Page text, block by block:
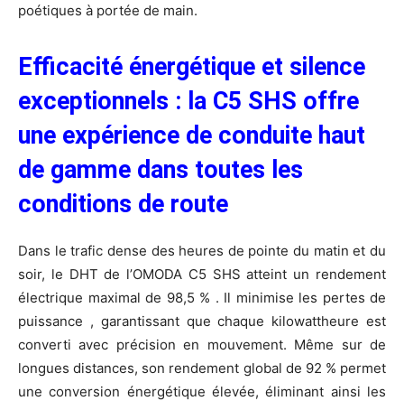
poétiques à portée de main.
Efficacité énergétique et silence
exceptionnels : la C5 SHS offre
une expérience de conduite haut
de gamme dans toutes les
conditions de route
Dans le trafic dense des heures de pointe du matin et du
soir, le DHT de l’OMODA C5 SHS atteint un rendement
électrique maximal de 98,5 % . Il minimise les pertes de
puissance , garantissant que chaque kilowattheure est
converti avec précision en mouvement. Même sur de
longues distances, son rendement global de 92 % permet
une conversion énergétique élevée, éliminant ainsi les